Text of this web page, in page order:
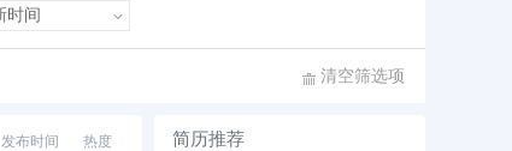
清空筛选项
发布时间 热度 简历推荐